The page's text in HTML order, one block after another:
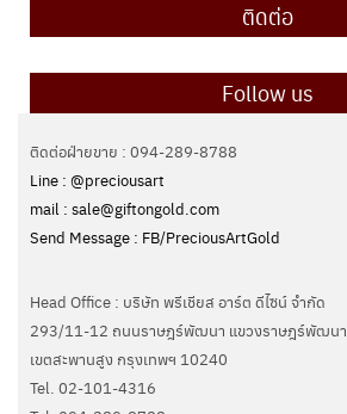
ติดต่อ
Follow us
ติดต่อฝ่ายขาย : 094-289-8788
Line : @preciousart
mail : sale@giftongold.com
Send Message : FB/PreciousArtGold
Head Office : บริษัท พรีเชียส อาร์ต ดีไซน์ จำกัด
293/11-12 ถนนราษฎร์พัฒนา แขวงราษฎร์พัฒนา
เขตสะพานสูง กรุงเทพฯ 10240
Tel. 02-101-4316